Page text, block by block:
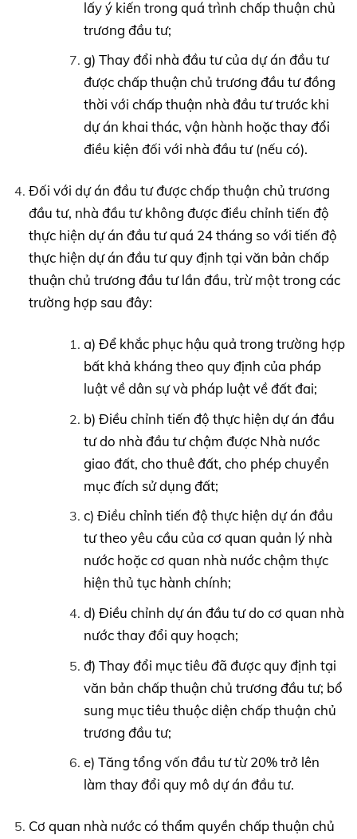
lấy ý kiến trong quá trình chấp thuận chủ
trương đầu tư;
g) Thay đổi nhà đầu tư của dự án đầu tư
được chấp thuận chủ trương đầu tư đồng
thời với chấp thuận nhà đầu tư trước khi
dự án khai thác, vận hành hoặc thay đổi
điều kiện đối với nhà đầu tư (nếu có).
Đối với dự án đầu tư được chấp thuận chủ trương
đầu tư, nhà đầu tư không được điều chỉnh tiến độ
thực hiện dự án đầu tư quá 24 tháng so với tiến độ
thực hiện dự án đầu tư quy định tại văn bản chấp
thuận chủ trương đầu tư lần đầu, trừ một trong các
trường hợp sau đây:
a) Để khắc phục hậu quả trong trường hợp
bất khả kháng theo quy định của pháp
luật về dân sự và pháp luật về đất đai;
b) Điều chỉnh tiến độ thực hiện dự án đầu
tư do nhà đầu tư chậm được Nhà nước
giao đất, cho thuê đất, cho phép chuyển
mục đích sử dụng đất;
c) Điều chỉnh tiến độ thực hiện dự án đầu
tư theo yêu cầu của cơ quan quản lý nhà
nước hoặc cơ quan nhà nước chậm thực
hiện thủ tục hành chính;
d) Điều chỉnh dự án đầu tư do cơ quan nhà
nước thay đổi quy hoạch;
đ) Thay đổi mục tiêu đã được quy định tại
văn bản chấp thuận chủ trương đầu tư; bổ
sung mục tiêu thuộc diện chấp thuận chủ
trương đầu tư;
e) Tăng tổng vốn đầu tư từ 20% trở lên
làm thay đổi quy mô dự án đầu tư.
Cơ quan nhà nước có thẩm quyền chấp thuận chủ